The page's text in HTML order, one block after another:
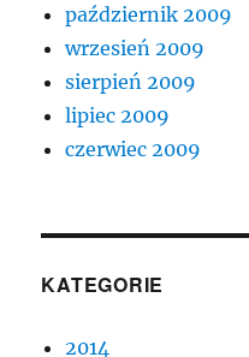
październik 2009
wrzesień 2009
sierpień 2009
lipiec 2009
czerwiec 2009
KATEGORIE
2014